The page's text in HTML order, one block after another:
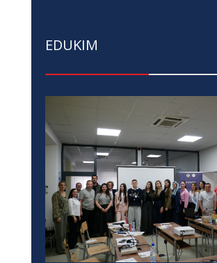
EDUKIM